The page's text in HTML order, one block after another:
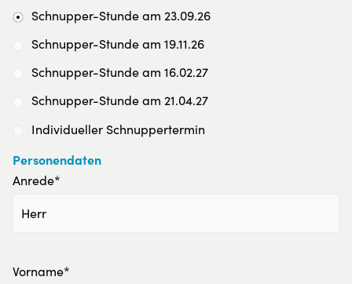
Schnupper-Stunde am 23.09.26
Schnupper-Stunde am 19.11.26
Schnupper-Stunde am 16.02.27
Schnupper-Stunde am 21.04.27
Individueller Schnuppertermin
Personendaten
Anrede*
Vorname*